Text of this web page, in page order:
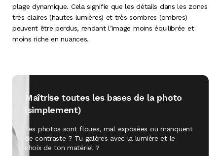
plage dynamique. Cela signifie que les détails dans les zones
très claires (hautes lumières) et très sombres (ombres)
peuvent être perdus, rendant l’image moins équilibrée et
moins riche en nuances.
Maîtrise toutes les bases de la photo
(simplement)
Tes photos sont floues, mal exposées ou manquent
de contraste ? Tu galères avec la lumière et le
choix de ton matériel ?